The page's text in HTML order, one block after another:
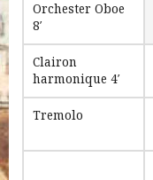
Orchester Oboe
8′
Clairon
harmonique 4′
Tremolo